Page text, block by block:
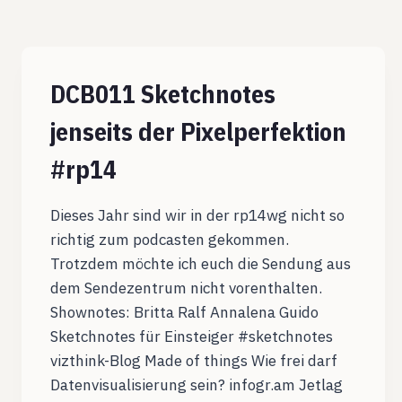
DCB011 Sketchnotes
jenseits der Pixelperfektion
#rp14
Dieses Jahr sind wir in der rp14wg nicht so
richtig zum podcasten gekommen.
Trotzdem möchte ich euch die Sendung aus
dem Sendezentrum nicht vorenthalten.
Shownotes: Britta Ralf Annalena Guido
Sketchnotes für Einsteiger #sketchnotes
vizthink-Blog Made of things Wie frei darf
Datenvisualisierung sein? infogr.am Jetlag